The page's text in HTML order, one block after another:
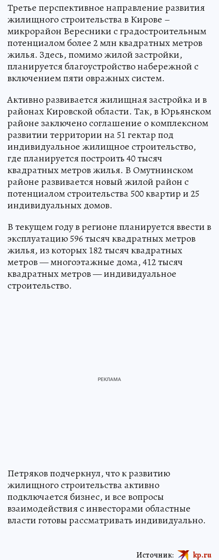
Третье перспективное направление развития
жилищного строительства в Кирове –
микрорайон Вересники с градостроительным
потенциалом более 2 млн квадратных метров
жилья. Здесь, помимо жилой застройки,
планируется благоустройство набережной с
включением пяти овражных систем.
Активно развивается жилищная застройка и в
районах Кировской области. Так, в Юрьянском
районе заключено соглашение о комплексном
развитии территории на 51 гектар под
индивидуальное жилищное строительство,
где планируется построить 40 тысяч
квадратных метров жилья. В Омутнинском
районе развивается новый жилой район с
потенциалом строительства 500 квартир и 25
индивидуальных домов.
В текущем году в регионе планируется ввести в
эксплуатацию 596 тысяч квадратных метров
жилья, из которых 182 тысяч квадратных
метров — многоэтажные дома, 412 тысяч
квадратных метров — индивидуальное
строительство.
Петряков подчеркнул, что к развитию
жилищного строительства активно
подключается бизнес, и все вопросы
взаимодействия с инвесторами областные
власти готовы рассматривать индивидуально.
Источник: kp.ru